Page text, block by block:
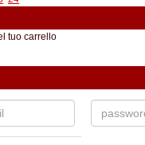
tuo carrello